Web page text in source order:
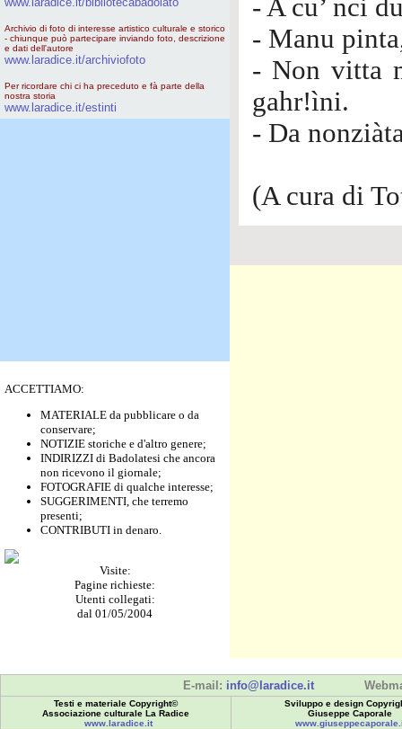
Archivio di foto di interesse artistico culturale e storico
- chiunque può partecipare inviando foto, descrizione
e dati dell'autore
www.laradice.it/archiviofoto
Per ricordare chi ci ha preceduto e fà parte della
nostra storia
www.laradice.it/estinti
ACCETTIAMO:
MATERIALE da pubblicare o da
conservare;
NOTIZIE storiche e d'altro genere;
INDIRIZZI di Badolatesi che ancora
non ricevono il giornale;
FOTOGRAFIE di qualche interesse;
SUGGERIMENTI, che terremo
presenti;
CONTRIBUTI in denaro.
Visite:
Pagine richieste:
Utenti collegati:
dal 01/05/2004
- A cu’ nci
- Manu
- Non vitta
gahr!ìni.
- Da
(A cura di
E-mail: info@laradice.it
Testi e materiale Copyright©
Associazione culturale La Radice
www.laradice.it
Sviluppo e design
Giuseppe Caporale